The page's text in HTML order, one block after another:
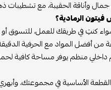
وأناقة الحقيبة، مع تشطيبات
فيتون الرمادية؟
كنتِ في طريقك للعمل، للتسوق
أفضل المواد مع الحرفية
منظم يوفر مساحة كافية
الأساسية في مجموعتك، وأبهري